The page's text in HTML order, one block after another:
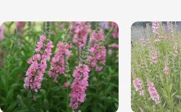
Semena, sadba